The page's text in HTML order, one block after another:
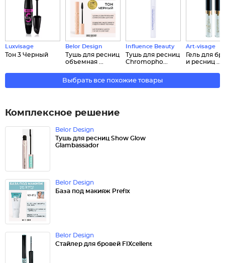
Luxvisage
Тон 3 Черный
Belor Design
Тушь для ресниц
объемная ...
Influence Beauty
Тушь для ресниц
Chromopho...
Art-visage
Гель для
и ресниц ...
Выбрать все похожие товары
Комплексное решение
Belor Design
Тушь для ресниц Show Glow
Glambassador
Belor Design
База под макияж Prefix
Belor Design
Стайлер для бровей FIXcellent